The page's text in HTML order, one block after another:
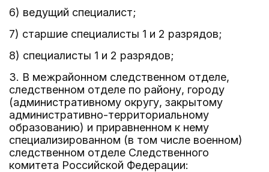
6) ведущий специалист;
7) старшие специалисты 1 и 2 разрядов;
8) специалисты 1 и 2 разрядов;
3. В межрайонном следственном отделе,
следственном отделе по району, городу
(административному округу, закрытому
административно-территориальному
образованию) и приравненном к нему
специализированном (в том числе военном)
следственном отделе Следственного
комитета Российской Федерации: